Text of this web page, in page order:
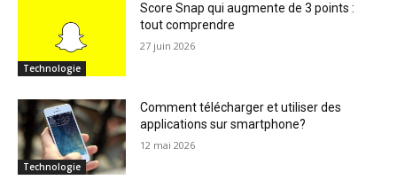
Technologie
Score Snap qui augmente de 3 points :
tout comprendre
27 juin 2026
Technologie
Comment télécharger et utiliser des
applications sur smartphone?
12 mai 2026